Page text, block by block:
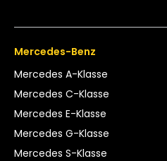
Mercedes-Benz
Mercedes A-Klasse
Mercedes C-Klasse
Mercedes E-Klasse
Mercedes G-Klasse
Mercedes S-Klasse